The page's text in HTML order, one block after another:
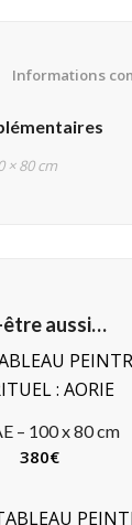
× 80 cm
être aussi…
– 100 x 80 cm
380€